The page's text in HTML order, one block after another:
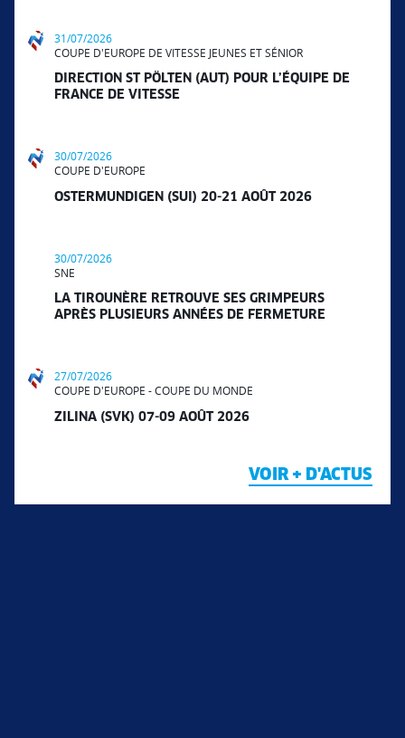
31/07/2026
COUPE D'EUROPE DE VITESSE JEUNES ET SÉNIOR
DIRECTION ST PÖLTEN (AUT) POUR L’ÉQUIPE DE
FRANCE DE VITESSE
30/07/2026
COUPE D'EUROPE
OSTERMUNDIGEN (SUI) 20-21 AOÛT 2026
30/07/2026
SNE
LA TIROUNÈRE RETROUVE SES GRIMPEURS
APRÈS PLUSIEURS ANNÉES DE FERMETURE
27/07/2026
COUPE D'EUROPE - COUPE DU MONDE
ZILINA (SVK) 07-09 AOÛT 2026
VOIR + D'ACTUS